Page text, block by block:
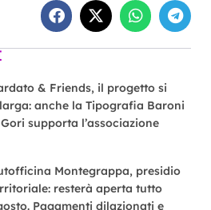
& Friends, il progetto si
anche la Tipografia Baroni
supporta l’associazione
Montegrappa, presidio
resterà aperta tutto
Pagamenti dilazionati e